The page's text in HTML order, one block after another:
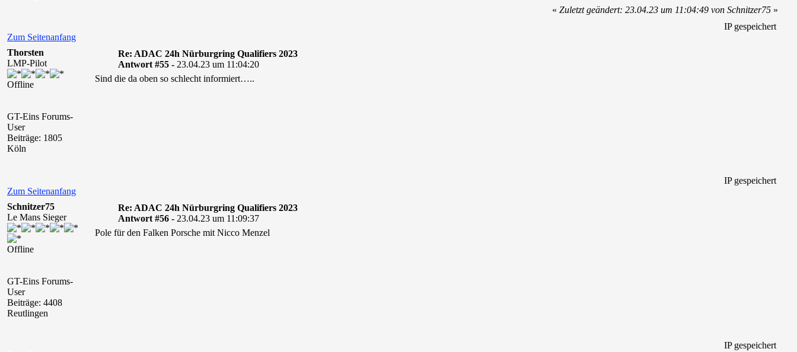
Zum Seitenanfang
«Zuletzt geändert: 23.04.23 um 11:04:49 von Schnitzer75 »
IP gespeichert
Thorsten
LMP-Pilot
Offline
GT-Eins Forums-
User
Beiträge: 1805
Köln
Re: ADAC 24h Nürburgring Qualifiers 2023
Antwort #55 - 23.04.23 um 11:04:20
Sind die da oben so schlecht informiert…..
Zum Seitenanfang
IP gespeichert
Schnitzer75
Le Mans Sieger
Offline
GT-Eins Forums-
User
Beiträge: 4408
Reutlingen
Re: ADAC 24h Nürburgring Qualifiers 2023
Antwort #56 - 23.04.23 um 11:09:37
Pole für den Falken Porsche mit Nicco Menzel
IP gespeichert